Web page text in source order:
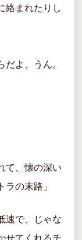
絡まれたりし
よ、うん。
て、懐の深い
の末路」
速で、じゃな
せてくれるチ